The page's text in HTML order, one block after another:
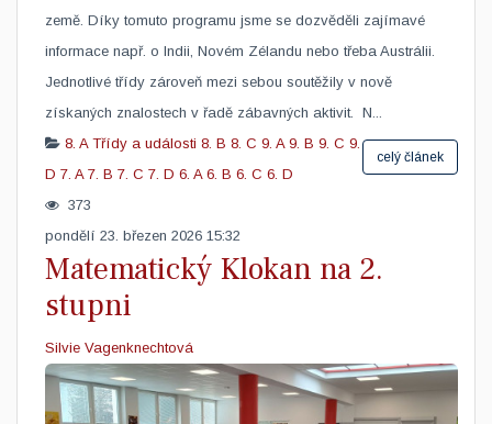
země. Díky tomuto programu jsme se dozvěděli zajímavé
informace např. o Indii, Novém Zélandu nebo třeba Austrálii.
Jednotlivé třídy zároveň mezi sebou soutěžily v nově
získaných znalostech v řadě zábavných aktivit. N...
celý článek
8. A Třídy a události 8. B 8. C 9. A 9. B 9. C 9.
D 7. A 7. B 7. C 7. D 6. A 6. B 6. C 6. D
373
pondělí 23. březen 2026 15:32
Matematický Klokan na 2.
stupni
Silvie Vagenknechtová